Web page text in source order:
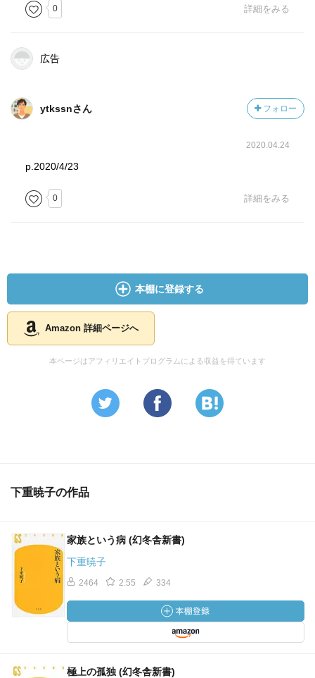
0 詳細をみる
広告
ytkssnさん フォロー
2020.04.24
p.2020/4/23
0 詳細をみる
本棚に登録する
Amazon 詳細ページへ
本ページはアフィリエイトプログラムによる収益を得ています
下重暁子の作品
家族という病 (幻冬舎新書)
下重暁子
2464 2.55 334
極上の孤独 (幻冬舎新書)